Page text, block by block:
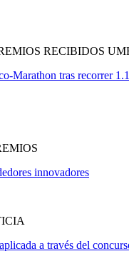
RECIBIDOS
Marathon tras recorrer
innovadores
a través del